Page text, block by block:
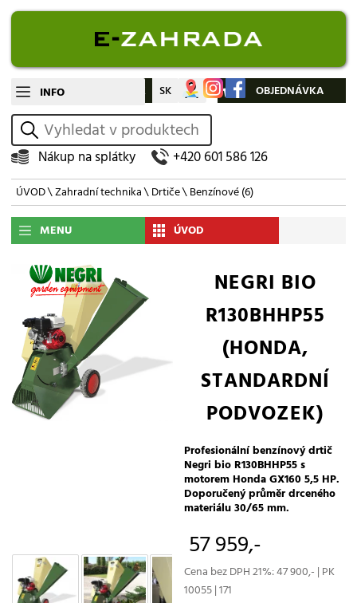
INFO CZ SK Můj účet OBJEDNÁVKA
vyhledat
Nákup na splátky +420 601 586 126
ÚVOD\Zahradní technika\Drtiče\Benzínové(6)
MENU ÚVOD
NEGRI BIO
R130BHHP55
(HONDA,
STANDARDNÍ
PODVOZEK)
Profesionální benzínový drtič
Negri bio R130BHHP55 s
motorem Honda GX160 5,5 HP.
Doporučený průměr drceného
materiálu 30/65 mm.
57 959,-
Cena bez DPH 21%: 47 900,- | PK
10055 | 171